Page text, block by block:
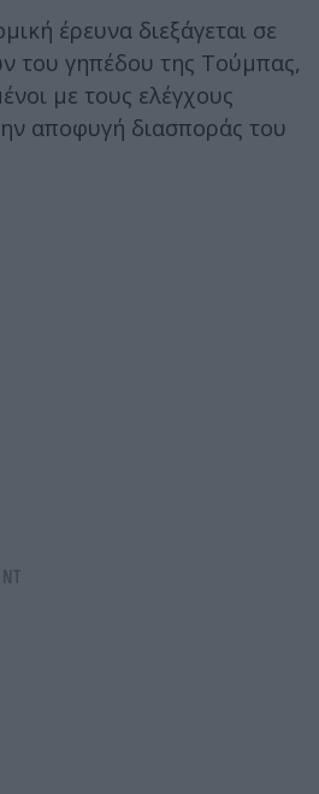
έρευνα διεξάγεται σε
του γηπέδου της Τούμπας,
με τους ελέγχους
αποφυγή διασποράς του